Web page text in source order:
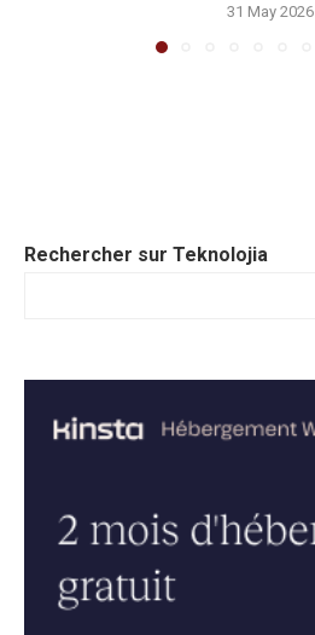
31 May 2026
Rechercher sur Teknolojia